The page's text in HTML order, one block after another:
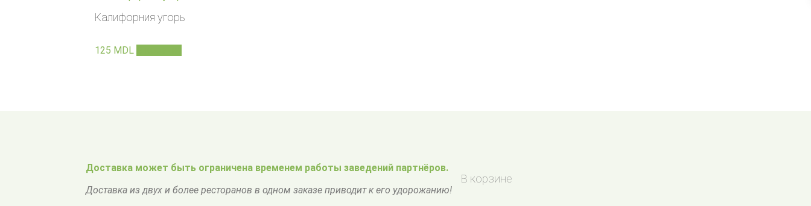
Калифорния угорь
125 MDL
Доставка может быть ограничена временем работы заведений партнёров.
Доставка из двух и более ресторанов в одном заказе приводит к его удорожанию!
В корзине